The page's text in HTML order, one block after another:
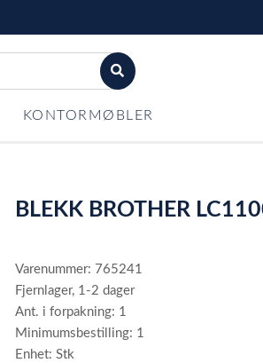
KONTORMØBLER
BLEKK BROTHER
Varenummer: 765241
Fjernlager, 1-2 dager
Ant. i forpakning: 1
Minimumsbestilling: 1
Enhet: Stk